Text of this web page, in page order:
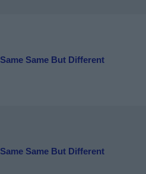
Same Same But Different
Same Same But Different